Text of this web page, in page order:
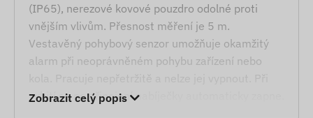
(IP65), nerezové kovové pouzdro odolné proti
vnějším vlivům. Přesnost měření je 5 m.
Vestavěný pohybový senzor umožňuje okamžitý
alarm při neoprávněném pohybu zařízení nebo
vybití se po připojení nabíječky automaticky zapne.
Zobrazit celý popis